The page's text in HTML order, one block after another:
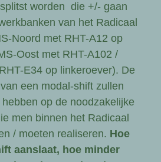
worden die +/- gaan
van het Radicaal
Noord met RHT-A12 op
Oost met RHT-A102 /
E34 op linkeroever). De
een modal-shift zullen
op de noodzakelijke
men binnen het Radicaal
/ moeten realiseren. Hoe
aanslaat, hoe minder